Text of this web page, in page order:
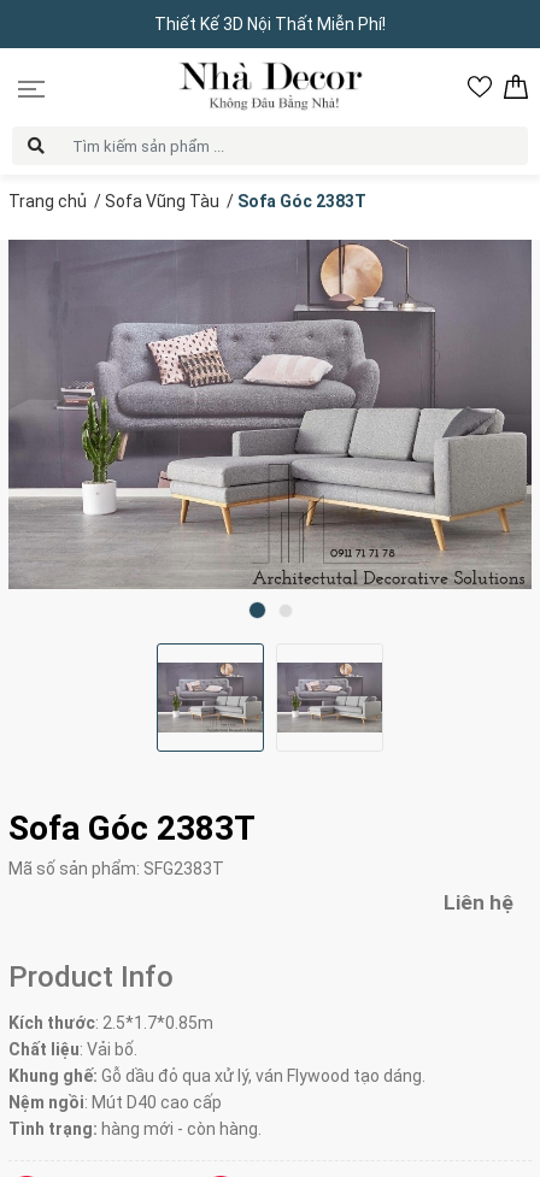
Thiết Kế 3D Nội Thất Miễn Phí!
Trang chủ /Sofa Vũng Tàu / Sofa Góc 2383T
Sofa Góc 2383T
Mã số sản phẩm: SFG2383T
Liên hệ
Product Info
Kích thước: 2.5*1.7*0.85m
Chất liệu: Vải bố.
Khung ghế: Gỗ dầu đỏ qua xử lý, ván Flywood tạo dáng.
Nệm ngồi: Mút D40 cao cấp
Tình trạng: hàng mới - còn hàng.